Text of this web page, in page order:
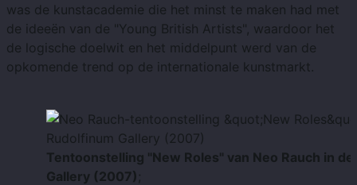
was de kunstacademie die het minst te maken had met
de ideeën van de "Young British Artists", waardoor het
de logische doelwit en het middelpunt werd van de
opkomende trend op de internationale kunstmarkt.
Tentoonstelling "New Roles" van Neo Rauch in
Gallery (2007) ;